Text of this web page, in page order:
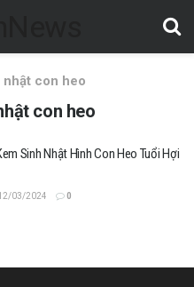
con heo
con heo
Sinh Nhật Hình Con Heo Tuổi Hợi
03/2024 0